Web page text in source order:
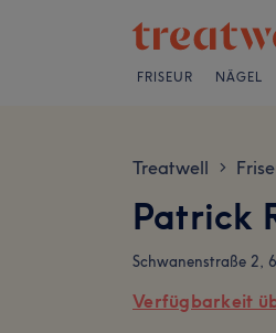
FRISEUR NÄGEL
Treatwell >
Patrick
Schwanenstraße 2,
Verfügbarkeit